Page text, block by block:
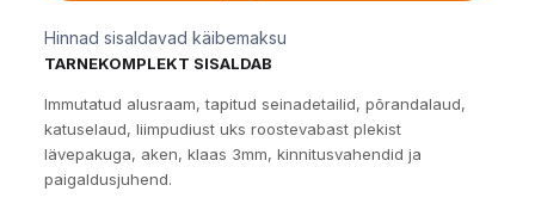
Hinnad sisaldavad käibemaksu
TARNEKOMPLEKT SISALDAB
Immutatud alusraam, tapitud seinadetailid, põrandalaud,
katuselaud, liimpudiust uks roostevabast plekist
lävepakuga, aken, klaas 3mm, kinnitusvahendid ja
paigaldusjuhend.